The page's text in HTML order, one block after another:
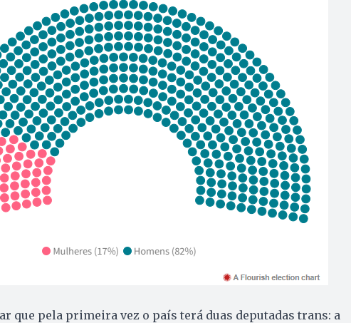
que pela primeira vez o país terá duas deputadas trans: a